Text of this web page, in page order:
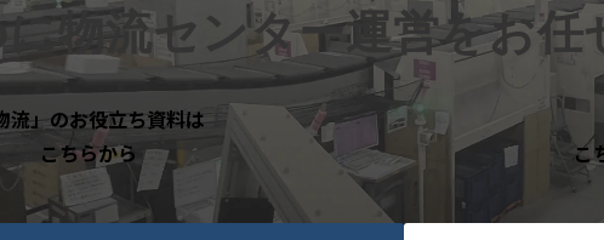
物流センター運営をお任
流」のお役立ち資料は
こちらから
こ